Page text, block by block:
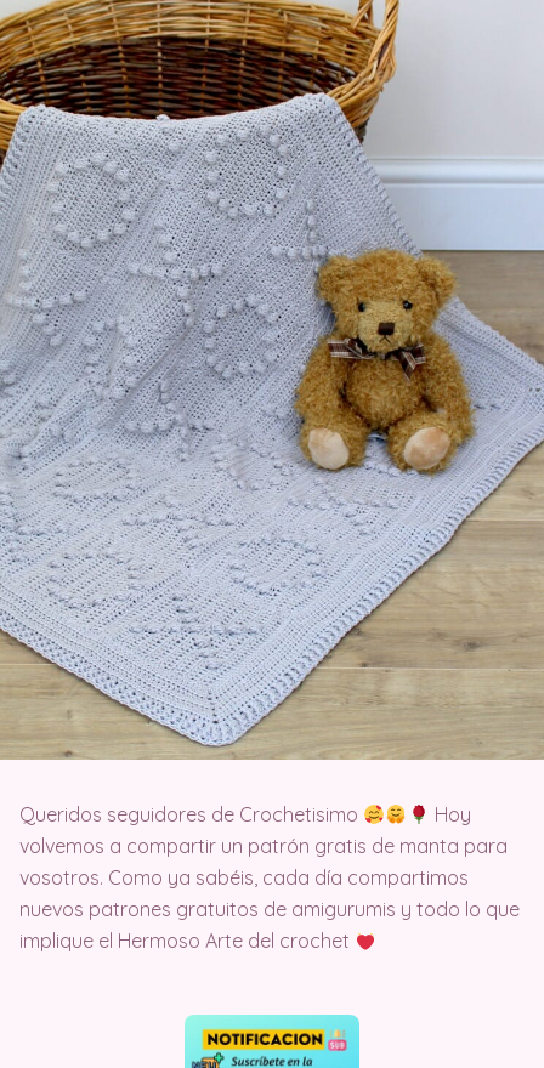
Queridos seguidores de Crochetisimo
Hoy
volvemos a compartir un patrón gratis de manta para
vosotros. Como ya sabéis, cada día compartimos
nuevos patrones gratuitos de amigurumis y todo lo que
implique el Hermoso Arte del crochet